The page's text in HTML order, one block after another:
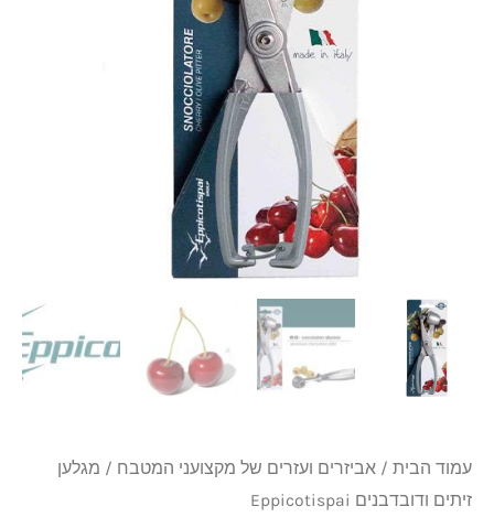
עמוד הבית / אביזרים ועזרים של מקצועני המטבח / מגלען
זיתים ודובדבנים Eppicotispai